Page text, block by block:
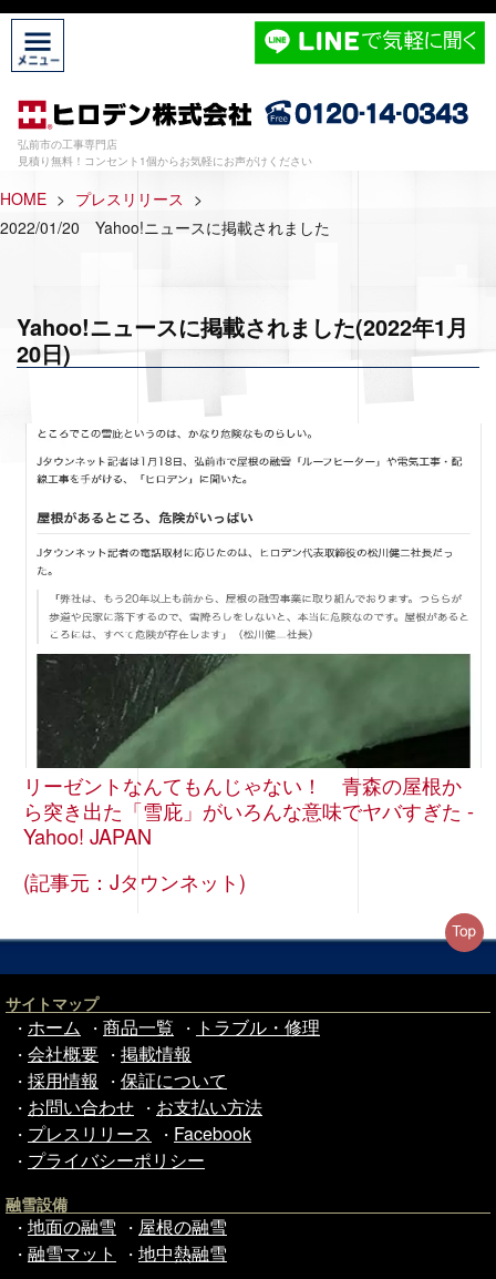
弘前市の工事専門店
見積り無料！コンセント1個からお気軽にお声がけください
HOME > プレスリリース >
2022/01/20 Yahoo!ニュースに掲載されました
Yahoo!ニュースに掲載されました(2022年1月
20日)
リーゼントなんてもんじゃない！ 青森の屋根か
ら突き出た「雪庇」がいろんな意味でヤバすぎた -
Yahoo! JAPAN
(記事元：Jタウンネット)
サイトマップ
・ ホーム ・ 商品一覧 ・ トラブル・修理
・ 会社概要 ・ 掲載情報
・ 採用情報 ・ 保証について
・ お問い合わせ ・ お支払い方法
・ プレスリリース ・ Facebook
・ プライバシーポリシー
融雪設備
・ 地面の融雪 ・ 屋根の融雪
・ 融雪マット ・ 地中熱融雪